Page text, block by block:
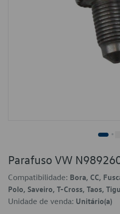
Parafuso VW
Compatibilidade: Bora, CC,
Polo, Saveiro, T-Cross, Taos,
Unidade de venda: Unitário(a)